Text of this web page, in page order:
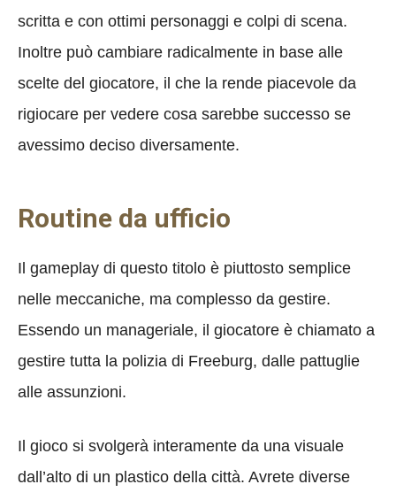
scritta e con ottimi personaggi e colpi di scena.
Inoltre può cambiare radicalmente in base alle
scelte del giocatore, il che la rende piacevole da
rigiocare per vedere cosa sarebbe successo se
avessimo deciso diversamente.
Routine da ufficio
Il gameplay di questo titolo è piuttosto semplice
nelle meccaniche, ma complesso da gestire.
Essendo un manageriale, il giocatore è chiamato a
gestire tutta la polizia di Freeburg, dalle pattuglie
alle assunzioni.
Il gioco si svolgerà interamente da una visuale
dall’alto di un plastico della città. Avrete diverse